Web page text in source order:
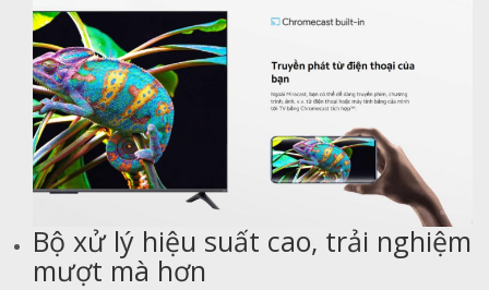
Bộ xử lý hiệu suất cao, trải nghiệm
mượt mà hơn